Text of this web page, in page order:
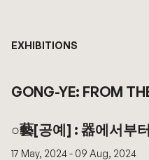
EXHIBITIONS
GONG-YE: FROM
○藝[공예] : 器에서부터
17 May, 2024 - 09 Aug, 2024